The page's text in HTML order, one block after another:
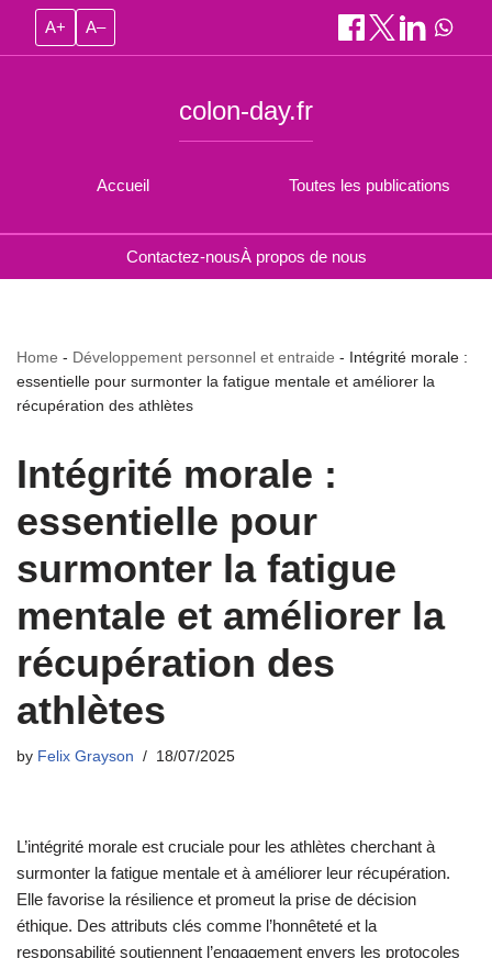
A+ A–
Accueil
colon-day.fr
Toutes les publications
Contactez-nousÀ propos de nous
Home - Développement personnel et entraide - Intégrité morale :
essentielle pour surmonter la fatigue mentale et améliorer la
récupération des athlètes
Intégrité morale :
essentielle pour
surmonter la fatigue
mentale et améliorer la
récupération des
athlètes
by Felix Grayson 18/07/2025
L’intégrité morale est cruciale pour les athlètes cherchant à
surmonter la fatigue mentale et à améliorer leur récupération.
Elle favorise la résilience et promeut la prise de décision
éthique. Des attributs clés comme l’honnêteté et la
responsabilité soutiennent l’engagement envers les protocoles